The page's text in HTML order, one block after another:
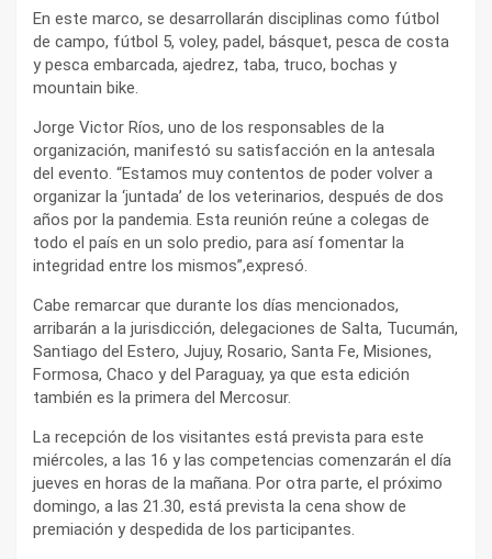
En este marco, se desarrollarán disciplinas como fútbol
de campo, fútbol 5, voley, padel, básquet, pesca de costa
y pesca embarcada, ajedrez, taba, truco, bochas y
mountain bike.
Jorge Victor Ríos, uno de los responsables de la
organización, manifestó su satisfacción en la antesala
del evento. “Estamos muy contentos de poder volver a
organizar la ‘juntada’ de los veterinarios, después de dos
años por la pandemia. Esta reunión reúne a colegas de
todo el país en un solo predio, para así fomentar la
integridad entre los mismos”,expresó.
Cabe remarcar que durante los días mencionados,
arribarán a la jurisdicción, delegaciones de Salta, Tucumán,
Santiago del Estero, Jujuy, Rosario, Santa Fe, Misiones,
Formosa, Chaco y del Paraguay, ya que esta edición
también es la primera del Mercosur.
La recepción de los visitantes está prevista para este
miércoles, a las 16 y las competencias comenzarán el día
jueves en horas de la mañana. Por otra parte, el próximo
domingo, a las 21.30, está prevista la cena show de
premiación y despedida de los participantes.